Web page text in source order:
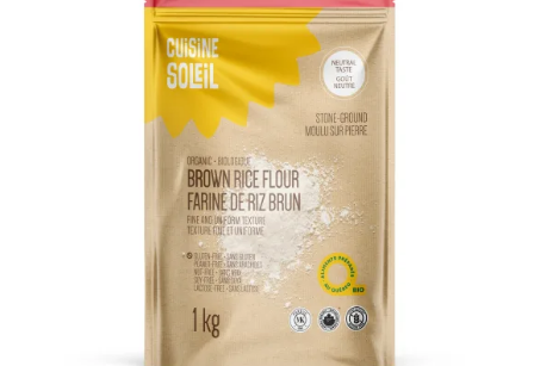
AJOUTER AU PANIER DÉTAILS